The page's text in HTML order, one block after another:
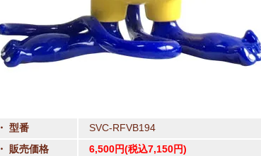
・ 型番
SVC-RFVB194
・ 販売価格
6,500円(税込7,150円)